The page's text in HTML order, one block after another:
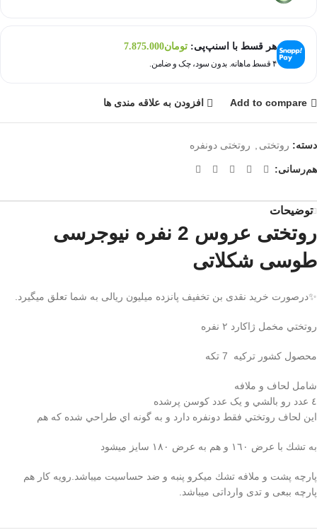
هر قسط با اسنپ‌پی: تومان7.875.000
۴ قسط ماهانه. بدون سود، چک و ضامن.
Add to compare افزودن به علاقه مندی ها
دسته: روتختی روتختی دونفره
هم‌رسانی:
توضیحات
روتختی عروس 2 نفره نیوجرسی
طوسی شکلاتی
✨درصورت خرید نقدی بن تخفیف پانزده میلیون ریالی به شما تعلق میگیرد.
روتختي مخمل ژاكارد ٢ نفره
محصول كشور تركيه 7 تكه
شامل لحاف و ملافه
٤ عدد رو بالشي و یک عدد كوسن پرشده
اين لحاف روتختي فقط دونفره دارد و به گونه اي طراحي شده كه هم
به تشك با عرض ١٦٠ و هم به عرض ١٨٠ سايز ميشود
پارچه پشت و ملافه تشك ميكرو پنبه و ضد حساسيت ميباشد.رویه کار هم
پارچه ببعی و تدی وارداتی میباشد.